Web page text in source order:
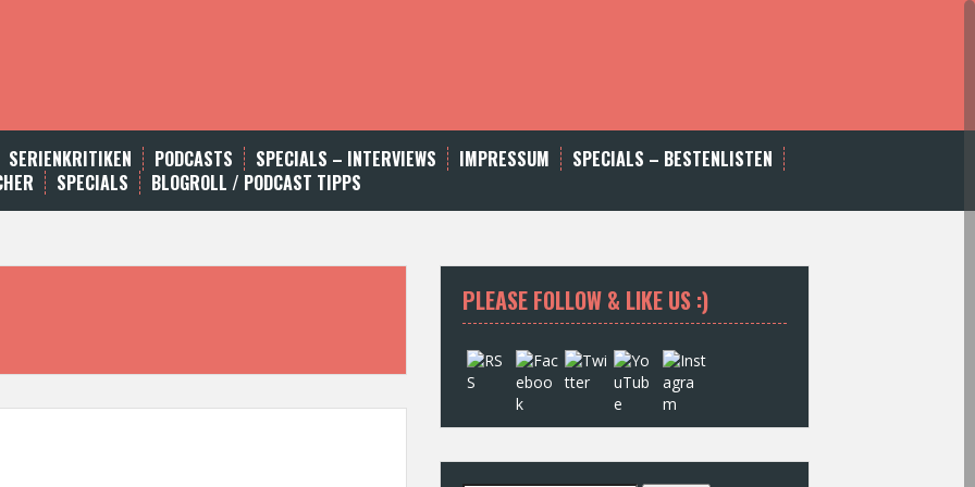
SERIENKRITIKEN PODCASTS SPECIALS – INTERVIEWS IMPRESSUM
SPECIALS – BESTENLISTEN
SPECIALS BLOGROLL / PODCAST TIPPS
PLEASE FOLLOW & LIKE US :)